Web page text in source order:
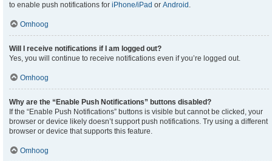
to enable push notifications for iPhone/iPad or Android .
Omhoog
Will I receive notifications if I am logged out?
Yes, you will continue to receive notifications even if you’re logged out.
Omhoog
Why are the “Enable Push Notifications” buttons disabled?
If the “Enable Push Notifications” buttons is visible but cannot be clicked, your
browser or device likely doesn’t support push notifications. Try using a different
browser or device that supports this feature.
Omhoog